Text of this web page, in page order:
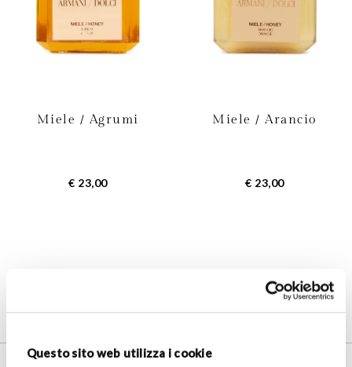
Questo sito web utilizza i cookie
Miele / Agrumi
€ 23,00
Miele / Arancio
€ 23,00